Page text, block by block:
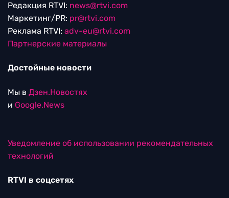
Редакция RTVI: news@rtvi.com
Маркетинг/PR: pr@rtvi.com
Реклама RTVI: adv-eu@rtvi.com
Партнерские материалы
Достойные новости
Мы в Дзен.Новостях
и Google.News
Уведомление об использовании рекомендательных
технологий
RTVI в соцсетях